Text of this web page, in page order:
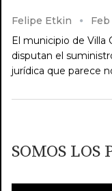
Felipe Etkin
Feb
El municipio de Villa
disputan el
jurídica que parece
SOMOS LOS